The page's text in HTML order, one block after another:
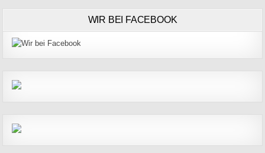
WIR BEI FACEBOOK